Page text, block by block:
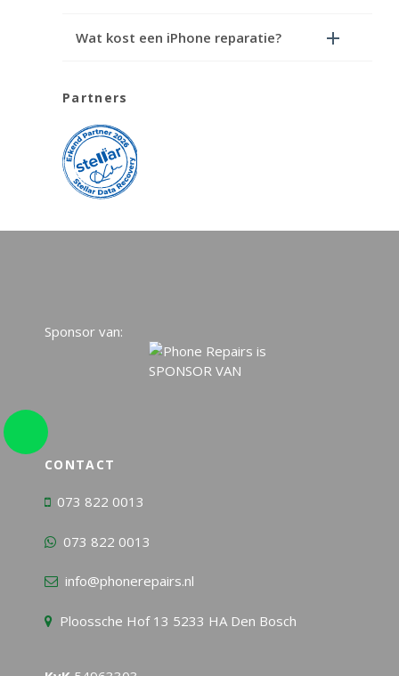
Wat kost een iPhone reparatie?
Partners
Sponsor van:
CONTACT
073 822 0013
073 822 0013
info@phonerepairs.nl
Ploossche Hof 13 5233 HA Den Bosch